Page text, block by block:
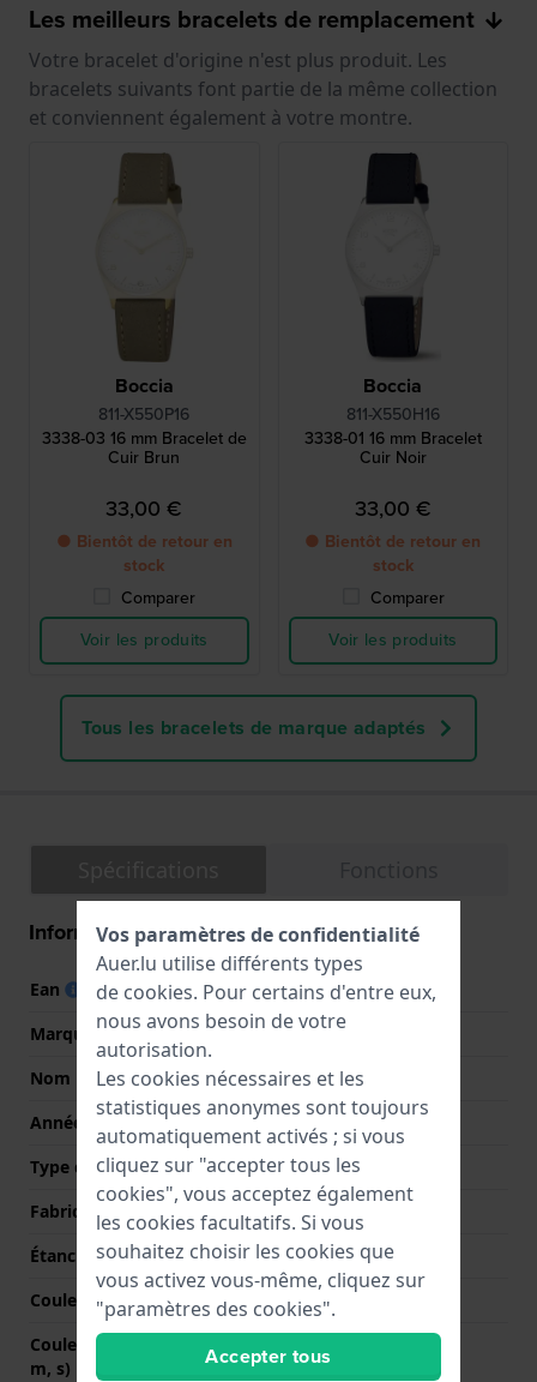
Les meilleurs bracelets de remplacement
Votre bracelet d'origine n'est plus produit. Les
bracelets suivants font partie de la même collection
et conviennent également à votre montre.
Boccia
811-X550P16
3338-03 16 mm Bracelet de
Cuir Brun
33,00 €
● Bientôt de retour en
stock
Comparer
Voir les produits
Boccia
811-X550H16
3338-01 16 mm Bracelet
Cuir Noir
33,00 €
● Bientôt de retour en
stock
Comparer
Voir les produits
Tous les bracelets de marque adaptés
Information Générale
Ean
4040066270128
Marque
Boccia
Nom
3338-02
Année
2022 Automne / Hiver
Type d'affichage
Analogique
Fabriqué en Suisse
Non
Étanchéité
5 Bar (douche)
Couleur du cadran
Blanc
Couleurs des aiguilles (h,
m, s)
Or, Or
Vos paramètres de confidentialité
Auer.lu utilise différents types
de cookies. Pour certains d'entre eux,
nous avons besoin de votre
autorisation.
Les cookies nécessaires et les
statistiques anonymes sont toujours
automatiquement activés ; si vous
cliquez sur "accepter tous les
cookies", vous acceptez également
les cookies facultatifs. Si vous
souhaitez choisir les cookies que
vous activez vous-même, cliquez sur
"paramètres des cookies".
Accepter tous